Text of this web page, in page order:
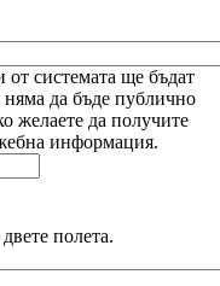
системата ще бъдат
да бъде публично
желаете да получите
информация.
полета.